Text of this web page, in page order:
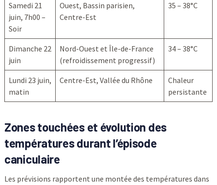
Samedi 21
juin, 7h00 –
Soir
Ouest, Bassin parisien,
Centre-Est
35 – 38°C
Dimanche 22
juin
Nord-Ouest et Île-de-France
(refroidissement progressif)
34 – 38°C
Lundi 23 juin,
matin
Centre-Est, Vallée du Rhône
Chaleur
persistante
Zones touchées et évolution des
températures durant l’épisode
caniculaire
Les prévisions rapportent une montée des températures dans